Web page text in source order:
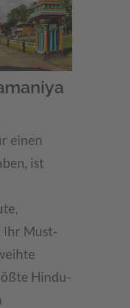
einen
ist
Ihr Must-
Hindu-